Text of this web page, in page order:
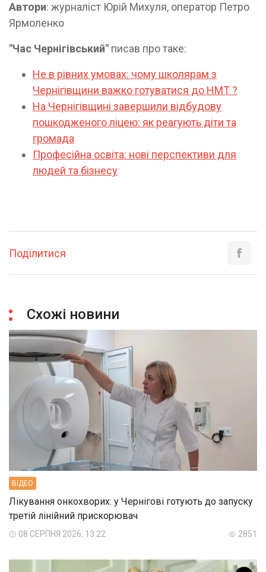
Автори: журналіст Юрій Михуля, оператор Петро
Ярмоленко
"Час Чернігівський" писав про таке:
Не в рівних умовах: чому школярам з
Чернігівщини важко готуватися до НМТ ?
На Чернігівщині завершили відбудову
пошкодженого ліцею: як реагують діти та
громада
Професійна освіта: нові перспективи для
людей та бізнесу
Поділитися
Схожі новини
ВIДЕО
Лікування онкохворих: у Чернігові готують до запуску
третій лінійний прискорювач
08 СЕРПНЯ 2026, 13:22 2851